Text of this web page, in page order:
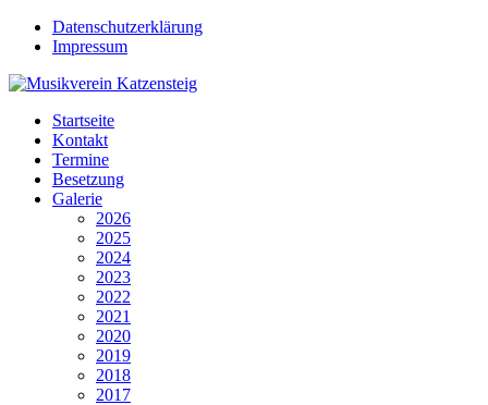
Datenschutzerklärung
Impressum
Startseite
Kontakt
Termine
Besetzung
Galerie
2026
2025
2024
2023
2022
2021
2020
2019
2018
2017